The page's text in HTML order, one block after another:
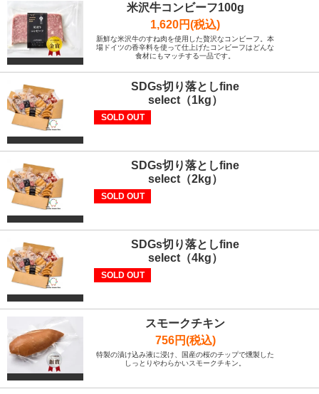
米沢牛コンビーフ100g
1,620円(税込)
新鮮な米沢牛のすね肉を使用した贅沢なコンビーフ。本
場ドイツの香辛料を使って仕上げたコンビーフはどんな
食材にもマッチする一品です。
SDGs切り落としfine
select（1kg）
SOLD OUT
SDGs切り落としfine
select（2kg）
SOLD OUT
SDGs切り落としfine
select（4kg）
SOLD OUT
スモークチキン
756円(税込)
特製の漬け込み液に浸け、国産の桜のチップで燻製した
しっとりやわらかいスモークチキン。